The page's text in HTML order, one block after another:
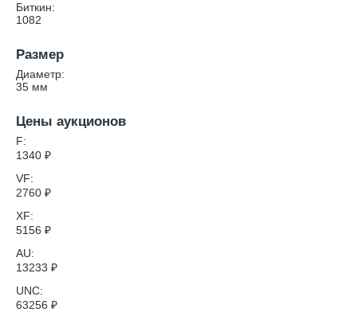
Биткин:
1082
Размер
Диаметр:
35 мм
Цены аукционов
F:
1340 ₽
VF:
2760 ₽
XF:
5156 ₽
AU:
13233 ₽
UNC:
63256 ₽